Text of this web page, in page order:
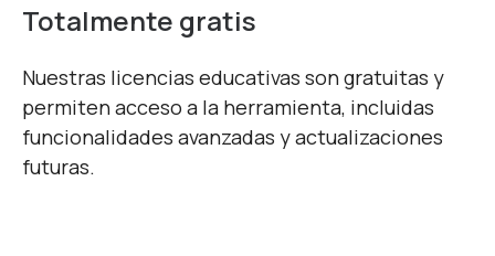
Totalmente gratis
Nuestras licencias educativas son gratuitas y
permiten acceso a la herramienta, incluidas
funcionalidades avanzadas y actualizaciones
futuras.